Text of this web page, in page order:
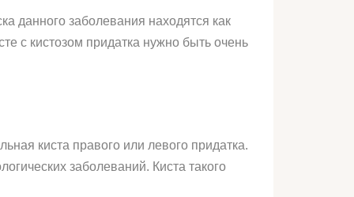
данного заболевания находятся как
с кистозом придатка нужно быть очень
киста правого или левого придатка.
заболеваний. Киста такого